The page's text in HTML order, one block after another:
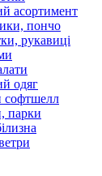
асортимент
пончо
рукавиці
одяг
софтшелл
парки